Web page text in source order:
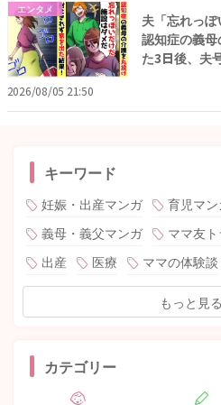
エンタメ
夫「忘れっぽ
認知症の義
た3日後、夫
2026/08/05 21:50
キーワード
妊娠・出産マンガ 育児マン
義母・義父マンガ
ママ友
出産
医療 ママの体験談
もっと見る
カテゴリー